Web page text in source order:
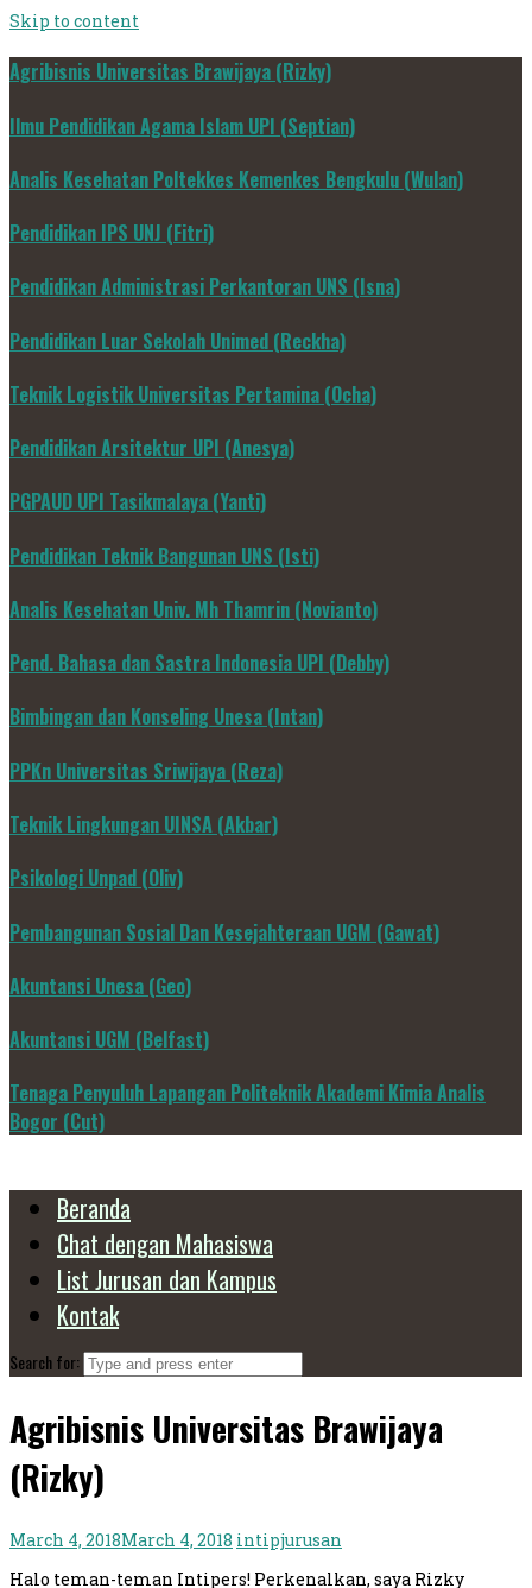
Skip to content
Agribisnis Universitas Brawijaya (Rizky)
Ilmu Pendidikan Agama Islam UPI (Septian)
Analis Kesehatan Poltekkes Kemenkes Bengkulu (Wulan)
Pendidikan IPS UNJ (Fitri)
Pendidikan Administrasi Perkantoran UNS (Isna)
Pendidikan Luar Sekolah Unimed (Reckha)
Teknik Logistik Universitas Pertamina (Ocha)
Pendidikan Arsitektur UPI (Anesya)
PGPAUD UPI Tasikmalaya (Yanti)
Pendidikan Teknik Bangunan UNS (Isti)
Analis Kesehatan Univ. Mh Thamrin (Novianto)
Pend. Bahasa dan Sastra Indonesia UPI (Debby)
Bimbingan dan Konseling Unesa (Intan)
PPKn Universitas Sriwijaya (Reza)
Teknik Lingkungan UINSA (Akbar)
Psikologi Unpad (Oliv)
Pembangunan Sosial Dan Kesejahteraan UGM (Gawat)
Akuntansi Unesa (Geo)
Akuntansi UGM (Belfast)
Tenaga Penyuluh Lapangan Politeknik Akademi Kimia Analis
Bogor (Cut)
Beranda
Chat dengan Mahasiswa
List Jurusan dan Kampus
Kontak
Search for:
Agribisnis Universitas Brawijaya
(Rizky)
March 4, 2018March 4, 2018 intipjurusan
Halo teman-teman Intipers! Perkenalkan, saya Rizky